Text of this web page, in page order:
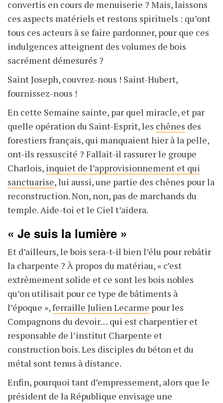
convertis en cours de menuiserie ? Mais, laissons
ces aspects matériels et restons spirituels : qu’ont
tous ces acteurs à se faire pardonner, pour que ces
indulgences atteignent des volumes de bois
sacrément démesurés ?
Saint Joseph, couvrez-nous ! Saint-Hubert,
fournissez-nous !
En cette Semaine sainte, par quel miracle, et par
quelle opération du Saint-Esprit, les chênes des
forestiers français, qui manquaient hier à la pelle,
ont-ils ressuscité ? Fallait-il rassurer le groupe
Charlois, inquiet de l’approvisionnement et qui
sanctuarise, lui aussi, une partie des chênes pour la
reconstruction. Non, non, pas de marchands du
temple. Aide-toi et le Ciel t’aidera.
« Je suis la lumière »
Et d’ailleurs, le bois sera-t-il bien l’élu pour rebâtir
la charpente ? À propos du matériau, « c’est
extrêmement solide et ce sont les bois nobles
qu’on utilisait pour ce type de bâtiments à
l’époque »,ferraille Julien Lecarme pour les
Compagnons du devoir… qui est charpentier et
responsable de l’institut Charpente et
construction bois. Les disciples du béton et du
métal sont tenus à distance.
Enfin, pourquoi tant d’empressement, alors que le
président de la République envisage une